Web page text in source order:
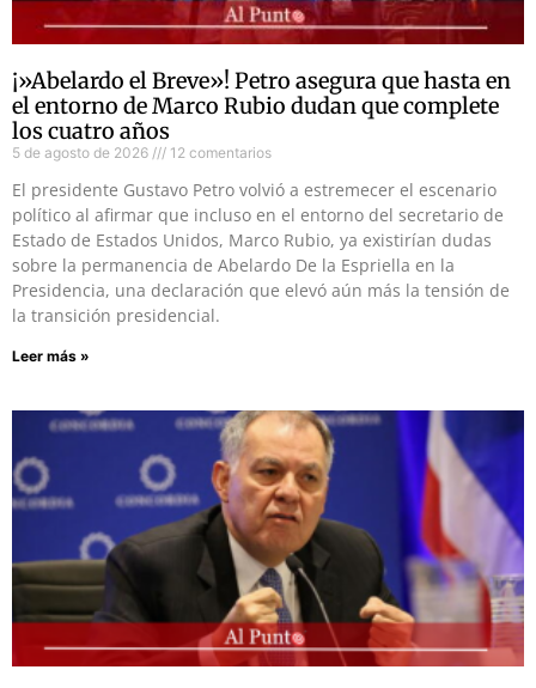
¡»Abelardo el Breve»! Petro asegura que hasta en
el entorno de Marco Rubio dudan que complete
los cuatro años
5 de agosto de 2026 12 comentarios
El presidente Gustavo Petro volvió a estremecer el escenario
político al afirmar que incluso en el entorno del secretario de
Estado de Estados Unidos, Marco Rubio, ya existirían dudas
sobre la permanencia de Abelardo De la Espriella en la
Presidencia, una declaración que elevó aún más la tensión de
la transición presidencial.
Leer más »